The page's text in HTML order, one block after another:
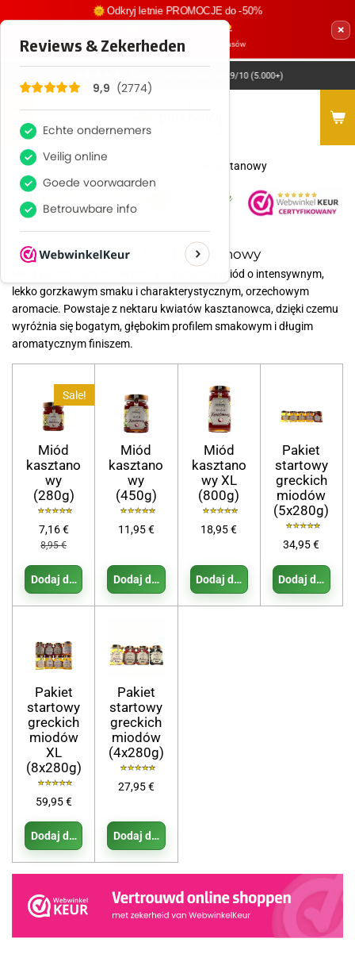
🌞 Odkryj letnie PROMOCJE do -50%
👉 Sprawdź TUTAJ 👈
🕓 Ważne do wyczerpania zapasów
×
głównej
treści
Klienci oceniają nas na 9,9/10 (5.000+)
Start 🍯 E-SKLEP Kasztanowy
Grecki Miód Kasztanowy
Miód kasztanowy to ciemny, aromatyczny miód o intensywnym,
lekko gorzkawym smaku i charakterystycznym, orzechowym
aromacie. Powstaje z nektaru kwiatów kasztanowca, dzięki czemu
wyróżnia się bogatym, głębokim profilem smakowym i długim
aromatycznym finiszem.
Sale!
Miód
kasztano
wy
(280g)
7,16 €
8,95 €
Dodaj do koszyka
Miód
kasztano
wy
(450g)
11,95 €
Dodaj do koszyka
Miód
kasztano
wy XL
(800g)
18,95 €
Dodaj do koszyka
Pakiet
startowy
greckich
miodów
(5x280g)
34,95 €
Dodaj do
Pakiet
startowy
greckich
miodów
XL
(8x280g)
59,95 €
Dodaj do koszyka
Pakiet
startowy
greckich
miodów
(4x280g)
27,95 €
Dodaj do koszyka